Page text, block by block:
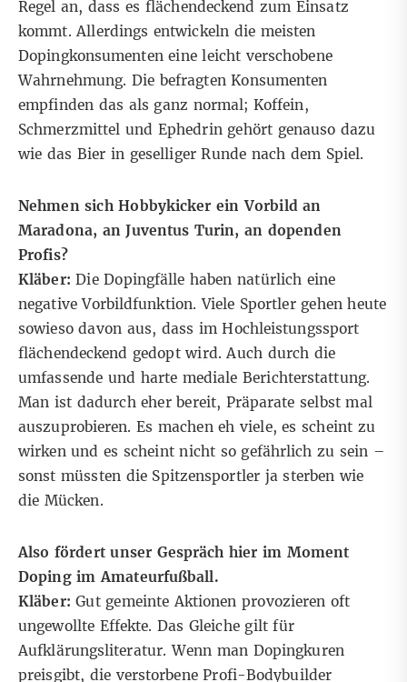
Regel an, dass es flächendeckend zum Einsatz
kommt. Allerdings entwickeln die meisten
Dopingkonsumenten eine leicht verschobene
Wahrnehmung. Die befragten Konsumenten
empfinden das als ganz normal; Koffein,
Schmerzmittel und Ephedrin gehört genauso dazu
wie das Bier in geselliger Runde nach dem Spiel.
Nehmen sich Hobbykicker ein Vorbild an
Maradona, an Juventus Turin, an dopenden
Profis?
Kläber: Die Dopingfälle haben natürlich eine
negative Vorbildfunktion. Viele Sportler gehen heute
sowieso davon aus, dass im Hochleistungssport
flächendeckend gedopt wird. Auch durch die
umfassende und harte mediale Berichterstattung.
Man ist dadurch eher bereit, Präparate selbst mal
auszuprobieren. Es machen eh viele, es scheint zu
wirken und es scheint nicht so gefährlich zu sein –
sonst müssten die Spitzensportler ja sterben wie
die Mücken.
Also fördert unser Gespräch hier im Moment
Doping im Amateurfußball.
Kläber:Gut gemeinte Aktionen provozieren oft
ungewollte Effekte. Das Gleiche gilt für
Aufklärungsliteratur. Wenn man Dopingkuren
preisgibt, die verstorbene Profi-Bodybuilder